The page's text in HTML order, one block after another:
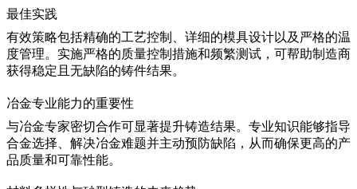
最佳实践
有效策略包括精确的工艺控制、详细的模具设计以及严格的温
度管理。实施严格的质量控制措施和频繁测试，可帮助制造商
获得稳定且无缺陷的铸件结果。
冶金专业能力的重要性
与冶金专家密切合作可显著提升铸造结果。专业知识能够指导
合金选择、解决冶金难题并主动预防缺陷，从而确保更高的产
品质量和可靠性能。